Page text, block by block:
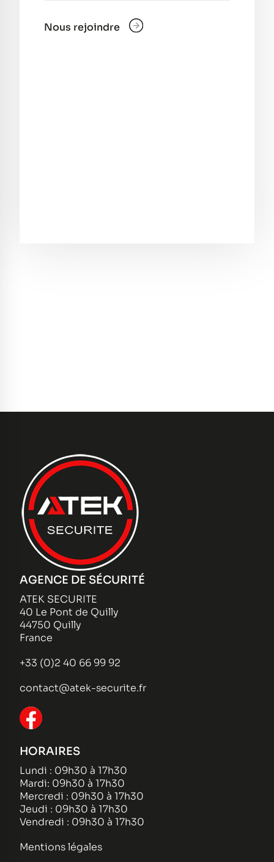
Nous rejoindre
AGENCE DE SÉCURITÉ
ATEK SECURITE
40 Le Pont de Quilly
44750 Quilly
France
+33 (0)2 40 66 99 92
contact@atek-securite.fr
HORAIRES
Lundi : 09h30 à 17h30
Mardi: 09h30 à 17h30
Mercredi : 09h30 à 17h30
Jeudi : 09h30 à 17h30
Vendredi : 09h30 à 17h30
Mentions légales